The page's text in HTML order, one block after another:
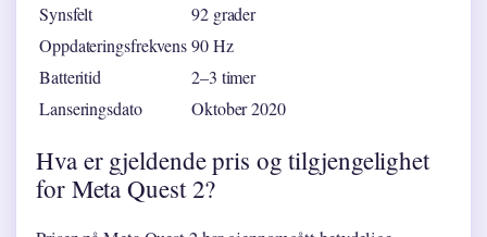
Synsfelt
92 grader
Oppdateringsfrekvens90 Hz
Batteritid
2–3 timer
Lanseringsdato
Oktober 2020
Hva er gjeldende pris og tilgjengelighet
for Meta Quest 2?